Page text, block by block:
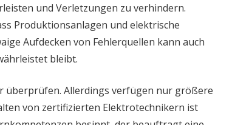
und Verletzungen zu verhindern.
Produktionsanlagen und elektrische
Aufdecken von Fehlerquellen kann auch
bleibt.
überprüfen. Allerdings verfügen nur größere
von zertifizierten Elektrotechnikern ist